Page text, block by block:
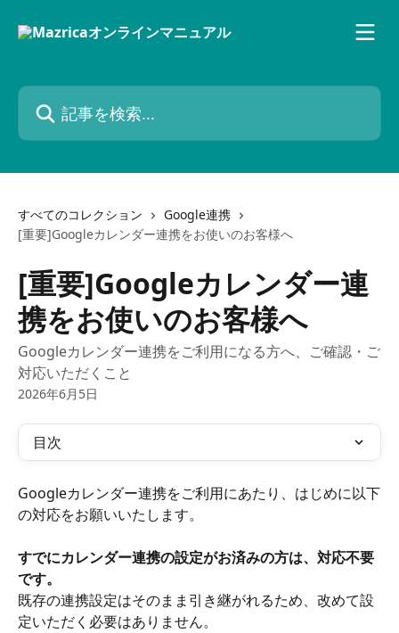
記事を検索...
すべてのコレクション
Google連携
[重要]Googleカレンダー連携をお使いのお客様へ
[重要]Googleカレンダー連
携をお使いのお客様へ
Googleカレンダー連携をご利用になる方へ、ご確認・ご
対応いただくこと
2026年6月5日
目次
Googleカレンダー連携をご利用にあたり、はじめに以下
の対応をお願いいたします。
すでにカレンダー連携の設定がお済みの方は、対応不要
です。
既存の連携設定はそのまま引き継がれるため、改めて設
定いただく必要はありません。